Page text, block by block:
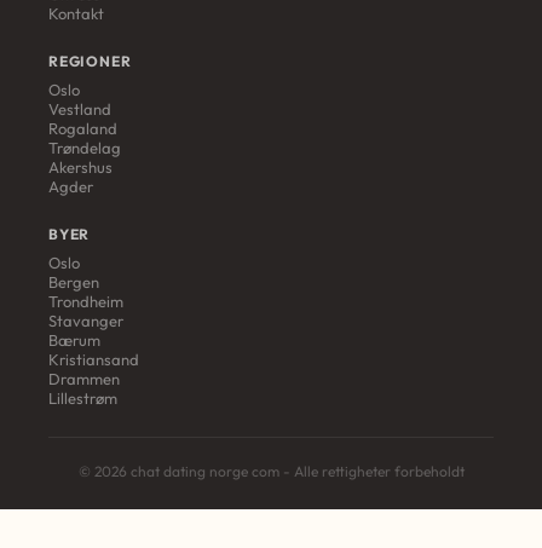
Kontakt
REGIONER
Oslo
Vestland
Rogaland
Trøndelag
Akershus
Agder
BYER
Oslo
Bergen
Trondheim
Stavanger
Bærum
Kristiansand
Drammen
Lillestrøm
© 2026 chat dating norge com - Alle rettigheter forbeholdt